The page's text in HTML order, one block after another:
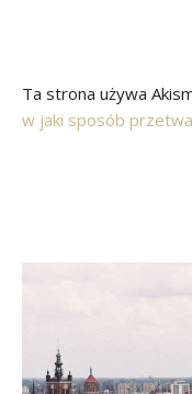
Ta strona używa
w jaki sposób